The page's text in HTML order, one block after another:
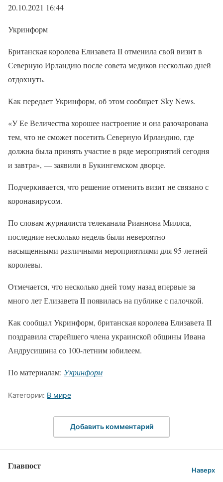
20.10.2021 16:44
Укринформ
Британская королева Елизавета II отменила свой визит в
Северную Ирландию после совета медиков несколько дней
отдохнуть.
Как передает Укринформ, об этом сообщает Sky News.
«У Ее Величества хорошее настроение и она разочарована
тем, что не сможет посетить Северную Ирландию, где
должна была принять участие в ряде мероприятий сегодня
и завтра», — заявили в Букингемском дворце.
Подчеркивается, что решение отменить визит не связано с
коронавирусом.
По словам журналиста телеканала Рианнона Миллса,
последние несколько недель были невероятно
насыщенными различными мероприятиями для 95-летней
королевы.
Отмечается, что несколько дней тому назад впервые за
много лет Елизавета II появилась на публике с палочкой.
Как сообщал Укринформ, британская королева Елизавета II
поздравила старейшего члена украинской общины Ивана
Андрусишина со 100-летним юбилеем.
По материалам: Укринформ
Категории: В мире
Добавить комментарий
Главпост Наверх